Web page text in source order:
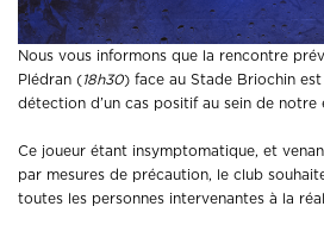
Nous vous informons que la rencontre
Plédran (18h30) face au Stade Briochin est
détection d’un cas positif au sein de notre
Ce joueur étant insymptomatique, et
par mesures de précaution, le club
toutes les personnes intervenantes à la